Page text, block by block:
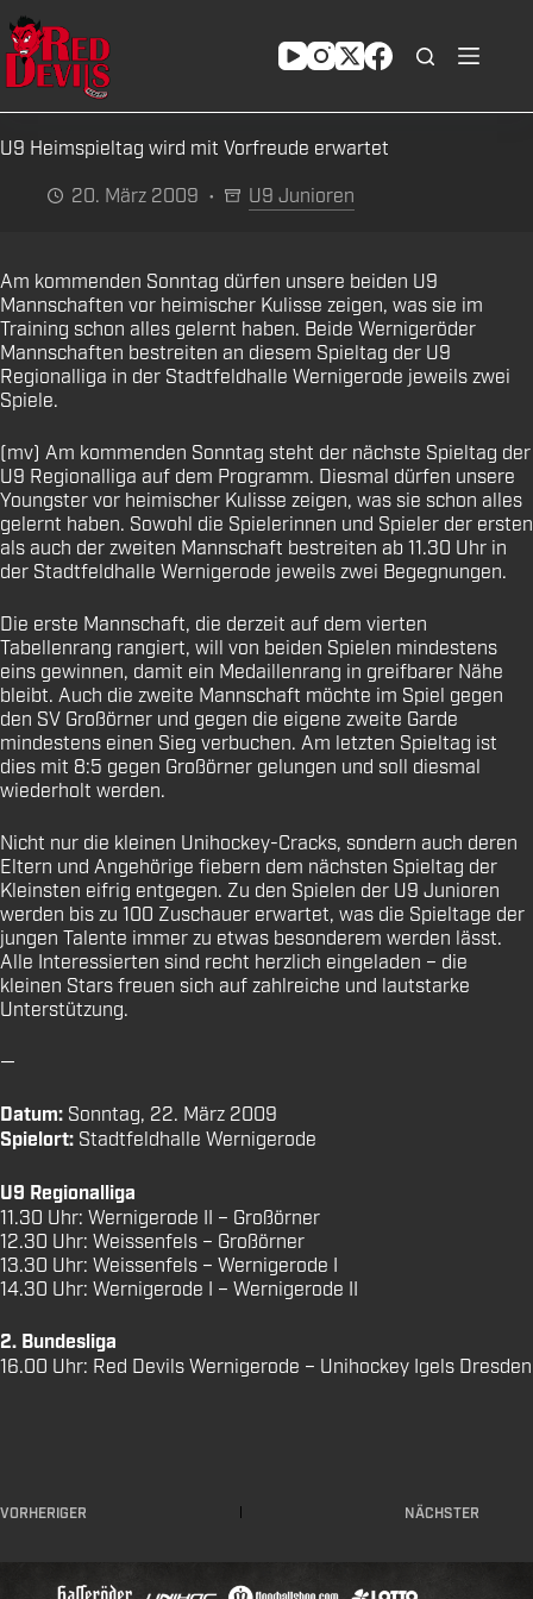
Zum
Inhalt
springen
U9 Heimspieltag wird mit Vorfreude erwartet
20. März 2009
U9 Junioren
Am kommenden Sonntag dürfen unsere beiden U9
Mannschaften vor heimischer Kulisse zeigen, was sie im
Training schon alles gelernt haben. Beide Wernigeröder
Mannschaften bestreiten an diesem Spieltag der U9
Regionalliga in der Stadtfeldhalle Wernigerode jeweils zwei
Spiele.
(mv) Am kommenden Sonntag steht der nächste Spieltag der
U9 Regionalliga auf dem Programm. Diesmal dürfen unsere
Youngster vor heimischer Kulisse zeigen, was sie schon alles
gelernt haben. Sowohl die Spielerinnen und Spieler der ersten
als auch der zweiten Mannschaft bestreiten ab 11.30 Uhr in
der Stadtfeldhalle Wernigerode jeweils zwei Begegnungen.
Die erste Mannschaft, die derzeit auf dem vierten
Tabellenrang rangiert, will von beiden Spielen mindestens
eins gewinnen, damit ein Medaillenrang in greifbarer Nähe
bleibt. Auch die zweite Mannschaft möchte im Spiel gegen
den SV Großörner und gegen die eigene zweite Garde
mindestens einen Sieg verbuchen. Am letzten Spieltag ist
dies mit 8:5 gegen Großörner gelungen und soll diesmal
wiederholt werden.
Nicht nur die kleinen Unihockey-Cracks, sondern auch deren
Eltern und Angehörige fiebern dem nächsten Spieltag der
Kleinsten eifrig entgegen. Zu den Spielen der U9 Junioren
werden bis zu 100 Zuschauer erwartet, was die Spieltage der
jungen Talente immer zu etwas besonderem werden lässt.
Alle Interessierten sind recht herzlich eingeladen – die
kleinen Stars freuen sich auf zahlreiche und lautstarke
Unterstützung.
—
Datum: Sonntag, 22. März 2009
Spielort: Stadtfeldhalle Wernigerode
U9 Regionalliga
11.30 Uhr: Wernigerode II – Großörner
12.30 Uhr: Weissenfels – Großörner
13.30 Uhr: Weissenfels – Wernigerode I
14.30 Uhr: Wernigerode I – Wernigerode II
2. Bundesliga
16.00 Uhr: Red Devils Wernigerode – Unihockey Igels Dresden
VORHERIGER NÄCHSTER